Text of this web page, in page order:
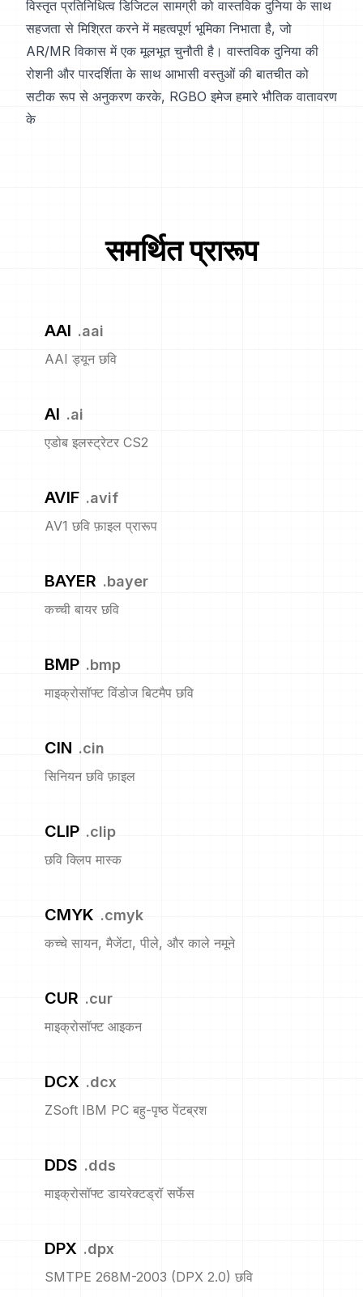
विस्तृत प्रतिनिधित्व डिजिटल सामग्री को वास्तविक दुनिया के साथ
सहजता से मिश्रित करने में महत्वपूर्ण भूमिका निभाता है, जो
AR/MR विकास में एक मूलभूत चुनौती है। वास्तविक दुनिया की
रोशनी और पारदर्शिता के साथ आभासी वस्तुओं की बातचीत को
सटीक रूप से अनुकरण करके, RGBO इमेज हमारे भौतिक वातावरण
के
समर्थित प्रारूप
AAI .aai
AAI ड्यून छवि
AI .ai
एडोब इलस्ट्रेटर CS2
AVIF .avif
AV1 छवि फ़ाइल प्रारूप
BAYER .bayer
कच्ची बायर छवि
BMP .bmp
माइक्रोसॉफ्ट विंडोज बिटमैप छवि
CIN .cin
सिनियन छवि फ़ाइल
CLIP .clip
छवि क्लिप मास्क
CMYK .cmyk
कच्चे सायन, मैजेंटा, पीले, और काले नमूने
CUR .cur
माइक्रोसॉफ्ट आइकन
DCX .dcx
ZSoft IBM PC बहु-पृष्ठ पेंटब्रश
DDS .dds
माइक्रोसॉफ्ट डायरेक्टड्रॉ सर्फेस
DPX .dpx
SMTPE 268M-2003 (DPX 2.0) छवि